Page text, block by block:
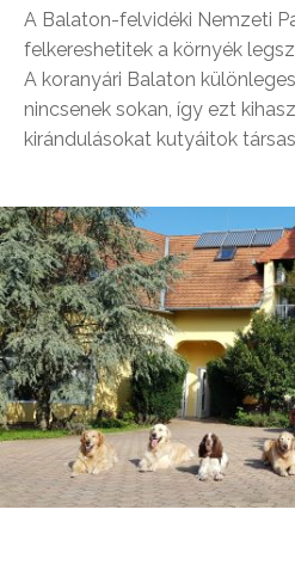
A Balaton-felvidéki Nemzeti
felkereshetitek a környék
A koranyári Balaton
nincsenek sokan, így ezt
kirándulásokat kutyáitok